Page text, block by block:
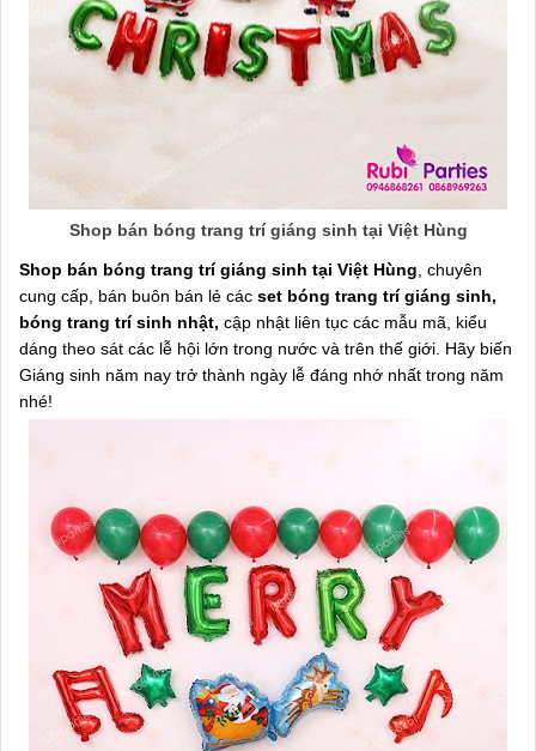
Shop bán bóng trang trí giáng sinh tại Việt Hùng
Shop bán bóng trang trí giáng sinh tại Việt Hùng , chuyên
cung cấp, bán buôn bán lẻ các set bóng trang trí giáng sinh,
bóng trang trí sinh nhật, cập nhật liên tục các mẫu mã, kiểu
dáng theo sát các lễ hội lớn trong nước và trên thế giới. Hãy biến
Giáng sinh năm nay trở thành ngày lễ đáng nhớ nhất trong năm
nhé!